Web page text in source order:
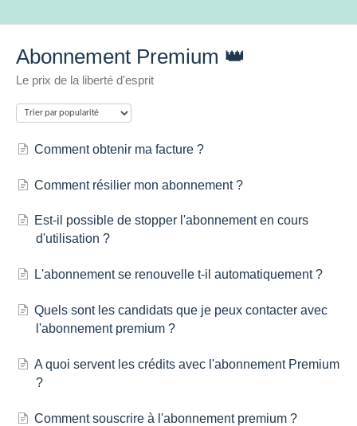
Abonnement Premium 👑
Le prix de la liberté d'esprit
Comment obtenir ma facture ?
Comment résilier mon abonnement ?
Est-il possible de stopper l'abonnement en cours
d'utilisation ?
L'abonnement se renouvelle t-il automatiquement ?
Quels sont les candidats que je peux contacter avec
l'abonnement premium ?
A quoi servent les crédits avec l'abonnement Premium
?
Comment souscrire à l'abonnement premium ?